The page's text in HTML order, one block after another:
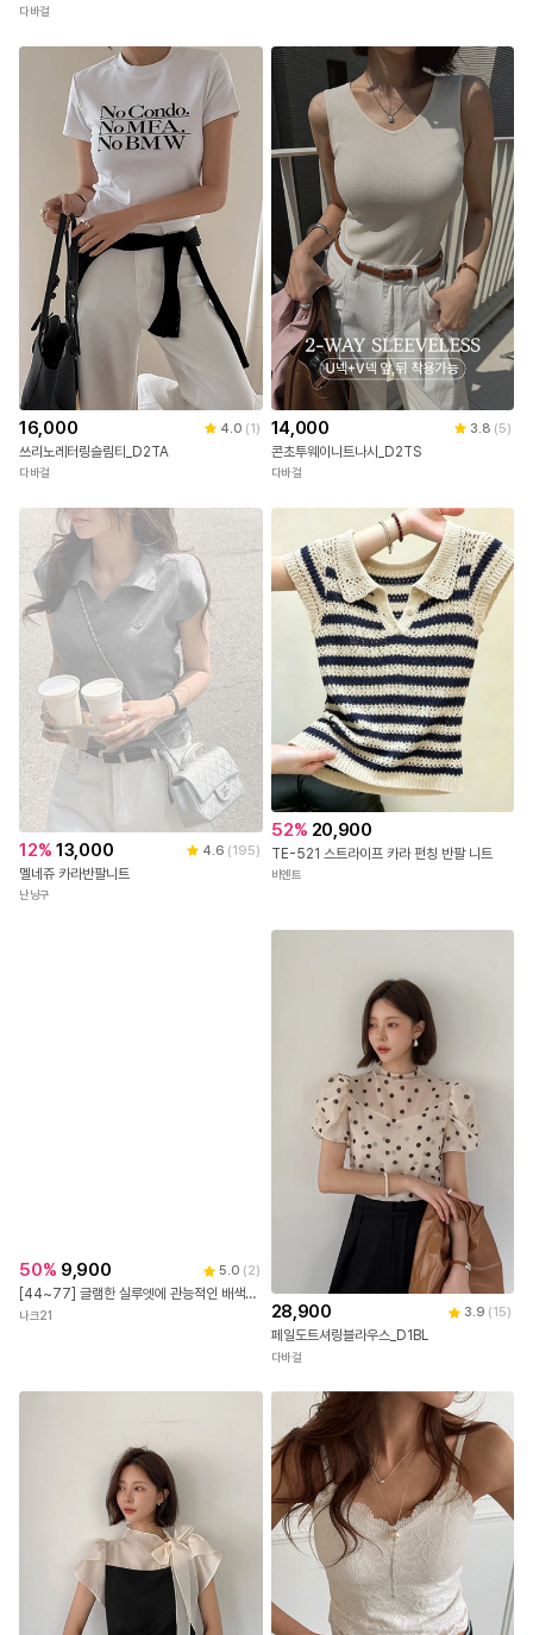
다바걸
16,000 4.0 (1)
쓰리노레터링슬림티_D2TA
다바걸
14,000 3.8 (5)
콘초투웨이니트나시_D2TS
다바걸
12% 13,000 4.6 (195)
멜네쥬 카라반팔니트
난닝구
52% 20,900
TE-521 스트라이프 카라 펀칭 반팔 니트
비엔트
50% 9,900 5.0 (2)
[44~77] 글램한 실루엣에 관능적인 배색을 더한, 섹시 스퀘어넥 레이온 티셔츠 #NAK MADE.
나크21 28,900 3.9 (15)
페일도트셔링블라우스_D1BL
다바걸